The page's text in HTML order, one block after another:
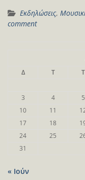
Εκδηλώσεις,
comment
Δ Τ Τ
3
4 5
10
11
17
18
24
25
31
« Ιούν